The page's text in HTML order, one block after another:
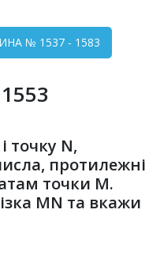
№ 1537 - 1583
точку N,
протилежні
точки М.
MN та вкажи